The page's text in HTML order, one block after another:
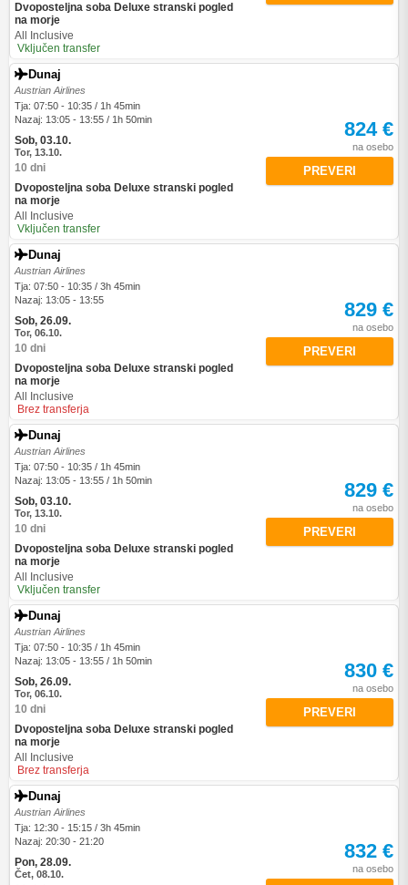
Dvoposteljna soba Deluxe stranski pogled
na morje
All Inclusive
Vključen transfer
Dunaj
Austrian Airlines
Tja: 07:50 - 10:35 / 1h 45min
Nazaj: 13:05 - 13:55 / 1h 50min
Sob, 03.10.
Tor, 13.10.
10 dni
Dvoposteljna soba Deluxe stranski pogled
na morje
All Inclusive
Vključen transfer
824 €
na osebo
PREVERI
Dunaj
Austrian Airlines
Tja: 07:50 - 10:35 / 3h 45min
Nazaj: 13:05 - 13:55
Sob, 26.09.
Tor, 06.10.
10 dni
Dvoposteljna soba Deluxe stranski pogled
na morje
All Inclusive
Brez transferja
829 €
na osebo
PREVERI
Dunaj
Austrian Airlines
Tja: 07:50 - 10:35 / 1h 45min
Nazaj: 13:05 - 13:55 / 1h 50min
Sob, 03.10.
Tor, 13.10.
10 dni
Dvoposteljna soba Deluxe stranski pogled
na morje
All Inclusive
Vključen transfer
829 €
na osebo
PREVERI
Dunaj
Austrian Airlines
Tja: 07:50 - 10:35 / 1h 45min
Nazaj: 13:05 - 13:55 / 1h 50min
Sob, 26.09.
Tor, 06.10.
10 dni
Dvoposteljna soba Deluxe stranski pogled
na morje
All Inclusive
Brez transferja
830 €
na osebo
PREVERI
Dunaj
Austrian Airlines
Tja: 12:30 - 15:15 / 3h 45min
Nazaj: 20:30 - 21:20
Pon, 28.09.
Čet, 08.10.
832 €
na osebo